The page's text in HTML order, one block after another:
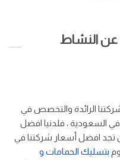
عن النشاط
الرائدة والتخصص في
السعودية ، فلدنيا افضل
تجد افضل أسعار شركتنا في
بتسليك الحمامات و